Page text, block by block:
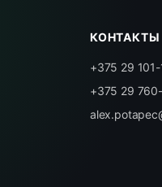
КОНТАКТЫ
+375 29
+375 29